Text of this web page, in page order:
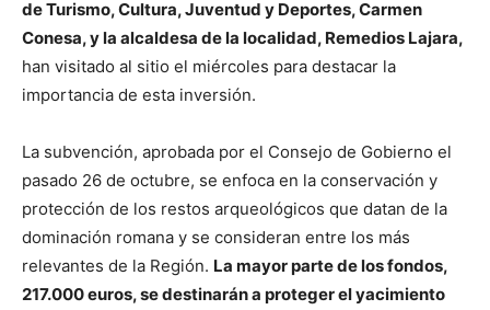
de Turismo, Cultura, Juventud y Deportes, Carmen
Conesa, y la alcaldesa de la localidad, Remedios Lajara,
han visitado al sitio el miércoles para destacar la
importancia de esta inversión.
La subvención, aprobada por el Consejo de Gobierno el
pasado 26 de octubre, se enfoca en la conservación y
protección de los restos arqueológicos que datan de la
dominación romana y se consideran entre los más
relevantes de la Región. La mayor parte de los fondos,
217.000 euros, se destinarán a proteger el yacimiento